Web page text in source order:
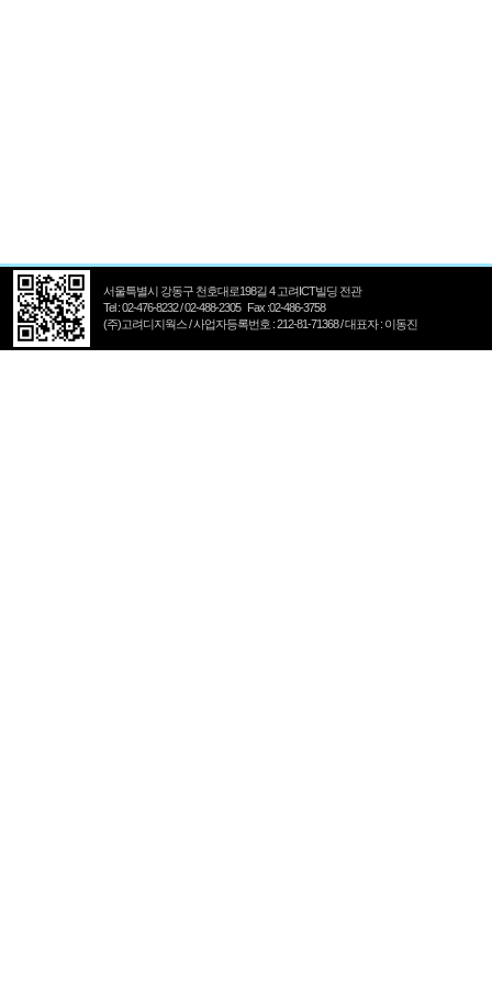
서울특별시 강동구 천호대로198길 4 고려ICT빌딩 전관
Tel : 02-476-8232 / 02-488-2305 Fax :02-486-3758
(주)고려디지웍스 / 사업자등록번호 : 212-81-71368 / 대표자 : 이동진